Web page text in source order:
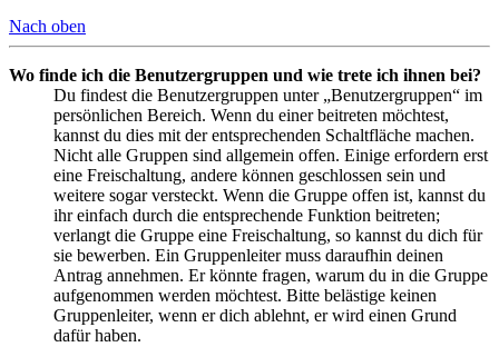
Nach oben
Wo finde ich die Benutzergruppen und wie trete ich ihnen bei?
Du findest die Benutzergruppen unter „Benutzergruppen“ im
persönlichen Bereich. Wenn du einer beitreten möchtest,
kannst du dies mit der entsprechenden Schaltfläche machen.
Nicht alle Gruppen sind allgemein offen. Einige erfordern erst
eine Freischaltung, andere können geschlossen sein und
weitere sogar versteckt. Wenn die Gruppe offen ist, kannst du
ihr einfach durch die entsprechende Funktion beitreten;
verlangt die Gruppe eine Freischaltung, so kannst du dich für
sie bewerben. Ein Gruppenleiter muss daraufhin deinen
Antrag annehmen. Er könnte fragen, warum du in die Gruppe
aufgenommen werden möchtest. Bitte belästige keinen
Gruppenleiter, wenn er dich ablehnt, er wird einen Grund
dafür haben.